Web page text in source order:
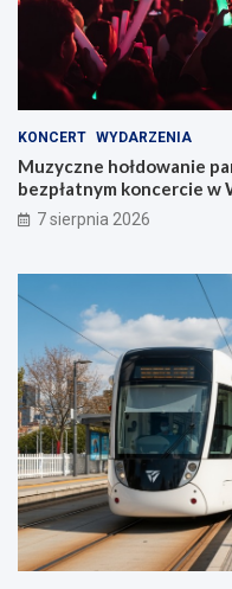
KONCERT WYDARZENIA
Muzyczne hołdowanie
bezpłatnym koncercie w
7 sierpnia 2026